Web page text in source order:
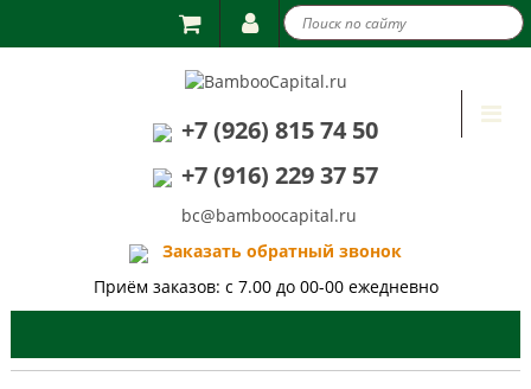
+7 (926) 815 74 50
+7 (916) 229 37 57
bc@bamboocapital.ru
Заказать обратный звонок
Приём заказов: с 7.00 до 00-00 ежедневно